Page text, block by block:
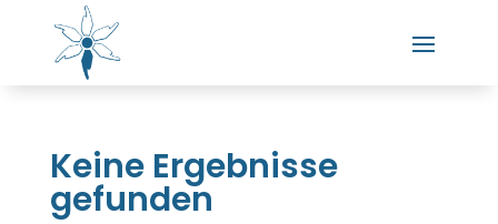
Keine Ergebnisse
gefunden